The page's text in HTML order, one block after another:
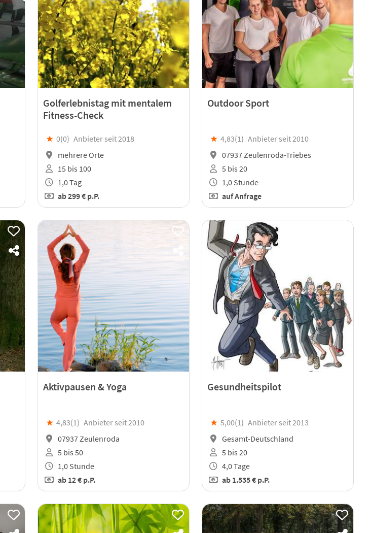
Golferlebnistag mit mentalem
Fitness-Check
★ 0(0) Anbieter seit 2018
mehrere Orte
15 bis 100
1,0 Tag
ab299 € p.P.
Outdoor Sport
★ 4,83(1) Anbieter seit 2010
07937 Zeulenroda-Triebes
5 bis 20
1,0 Stunde
auf Anfrage
Aktivpausen & Yoga
★ 4,83(1) Anbieter seit 2010
07937 Zeulenroda
5 bis 50
1,0 Stunde
ab 12 € p.P.
Gesundheitspilot
★ 5,00(1) Anbieter seit 2013
Gesamt-Deutschland
5 bis 20
4,0 Tage
ab 1.535 € p.P.